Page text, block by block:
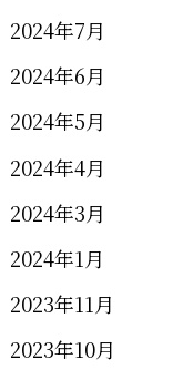
2024年7月
2024年6月
2024年5月
2024年4月
2024年3月
2024年1月
2023年11月
2023年10月